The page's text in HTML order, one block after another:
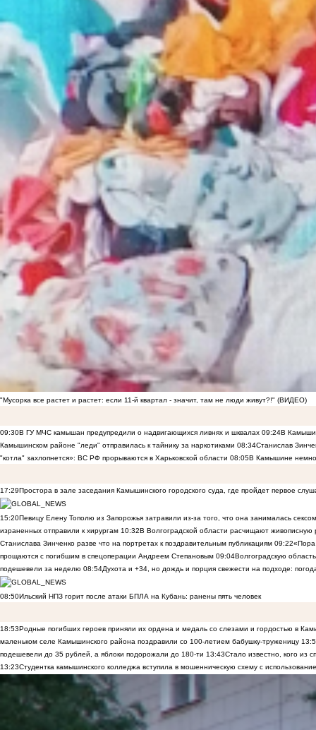
"Мусорка все растет и растет: если 11-й квартал - значит, там не люди живут?!" (ВИДЕО)
09:30В ГУ МЧС камышан предупредили о надвигающихся ливнях и шквалах 09:24В
Камышинском районе "леди" отправилась к тайнику за наркотиками 08:34Станислав
"котла" захлопнется»: ВС РФ прорываются в Харьковской области 08:05В Камышине
17:29Простора в зале заседания Камышинского городского суда, где пройдет первое
15:20Певицу Елену Тополю из Запорожья затравили из-за того, что она занималась
израненных отправили к хирургам 10:32В Волгоградской области расчищают
Станислава Зинченко разве что на портретах к поздравительным публикациям 09:22«Пора
прощаются с погибшим в спецоперации Андреем Степановым 09:04Волгоградскую
подешевели за неделю 08:54Духота и +34, но дождь и порция свежести на подходе:
08:50Ильский НПЗ горит после атаки БПЛА на Кубань: ранены пять человек
18:53Родные погибших героев приняли их ордена и медаль со слезами и гордостью в
маленьком селе Камышинского района поздравили со 100-летием бабушку-труженицу
подешевели до 35 рублей, а яблоки подорожали до 180-ти 13:43Стало известно, кого из
13:23Студентка камышинского колледжа вступила в мошенническую схему с